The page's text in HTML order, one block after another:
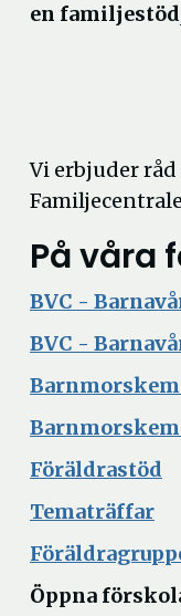
en
Vi erbjuder
På våra
BVC -
BVC -
Föräldrastöd
Tematräffar
Öppna